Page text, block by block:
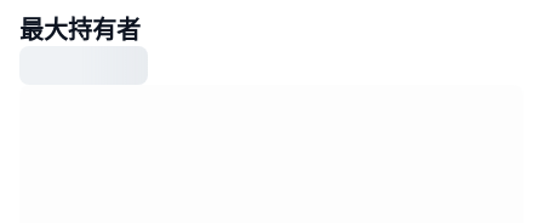
最大持有者